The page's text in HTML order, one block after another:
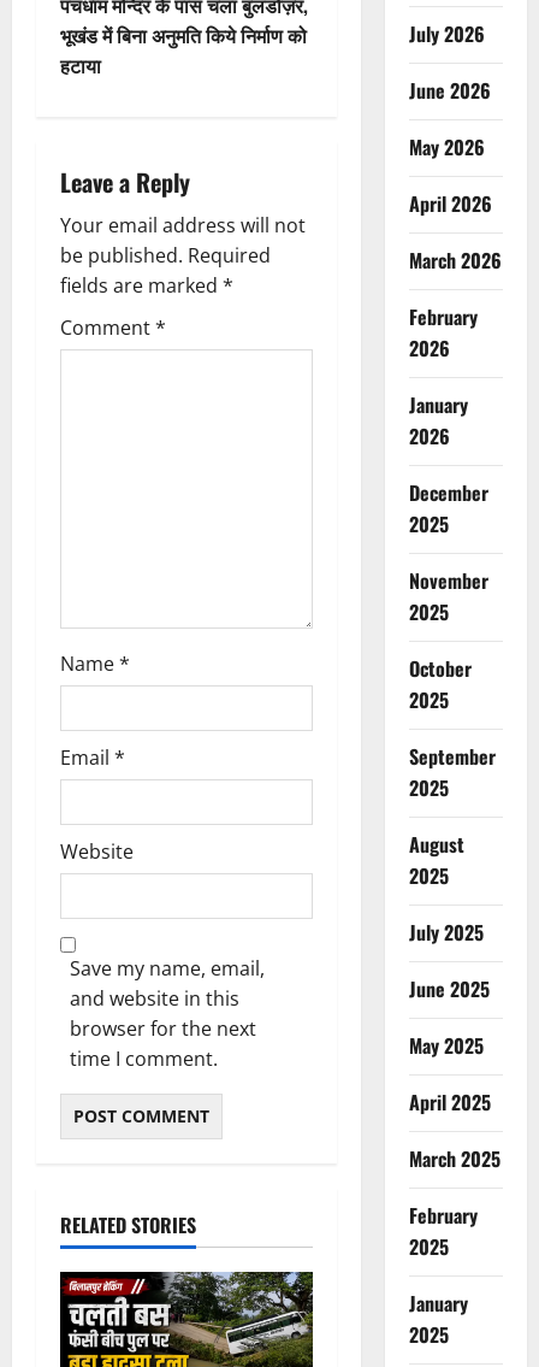
t
v
i
g
a
भूखंड में बिना अनुमति किये निर्माण को
हटाया
Leave a Reply
Your email address will not
be published. Required
fields are marked *
Comment*
Name*
Email *
Website
Save my name, email,
and website in this
browser for the next
time I comment.
RELATED STORIES
July 2026
June 2026
May 2026
April 2026
March 2026
February
2026
January
2026
December
2025
November
2025
October
2025
September
2025
August
2025
July 2025
June 2025
May 2025
April 2025
March 2025
February
2025
January
2025